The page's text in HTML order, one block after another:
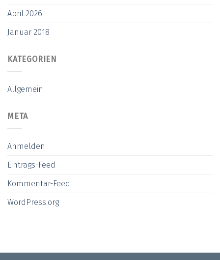
April 2026
Januar 2018
KATEGORIEN
Allgemein
META
Anmelden
Eintrags-Feed
Kommentar-Feed
WordPress.org